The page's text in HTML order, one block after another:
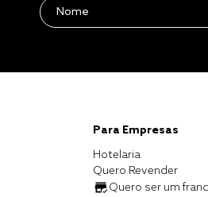
Para Empresas
Hotelaria
Quero Revender
Quero ser um